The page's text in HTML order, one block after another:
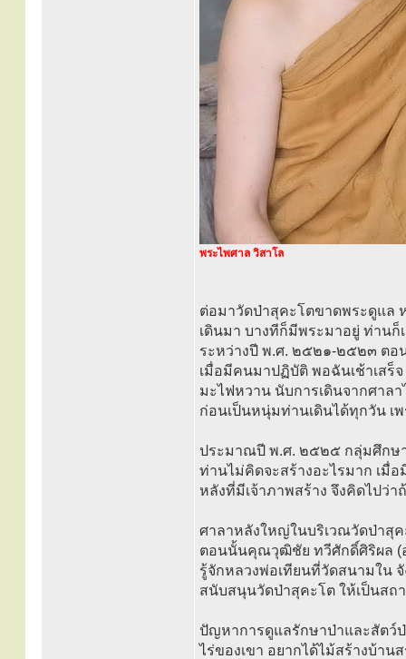
พระไพศาล วิสาโล
ต่อมาวัดป่าสุคะโตขาดพระดูแล
เดินมา บางทีก็มีพระมาอยู่ ท่าน
ระหว่างปี พ.ศ. ๒๕๒๑-๒๕๒๓ ต
เมื่อมีคนมาปฏิบัติ พอฉันเช้าเสร็
มะไฟหวาน นับการเดินจากศาล
ก่อนเป็นหนุ่มท่านเดินได้ทุกวัน เ
ประมาณปี พ.ศ. ๒๕๒๕ กลุ่มศึกษ
ท่านไม่คิดจะสร้างอะไรมาก เมื่
หลังที่มีเจ้าภาพสร้าง จึงคิดไปว่
ศาลาหลังใหญ่ในบริเวณวัดป่าสุ
ตอนนั้นคุณวุฒิชัย ทวีศักดิ์ศิริผล
รู้จักหลวงพ่อเทียนที่วัดสนามใน
สนับสนุนวัดป่าสุคะโต ให้เป็นสถ
ปัญหาการดูแลรักษาป่าและสัตว์
ไร่ของเขา อยากได้ไม้สร้างบ้าน